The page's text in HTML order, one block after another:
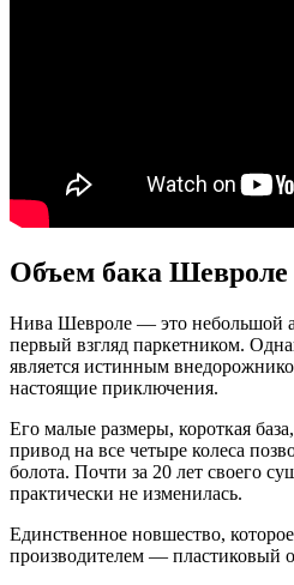
Объем бака
Нива Шевроле — это небольшой
первый взгляд паркетником.
является истинным
настоящие приключения.
Его малые размеры, короткая
привод на все четыре колеса
болота. Почти за 20 лет своего
практически не изменилась.
Единственное новшество,
производителем — пластиковый